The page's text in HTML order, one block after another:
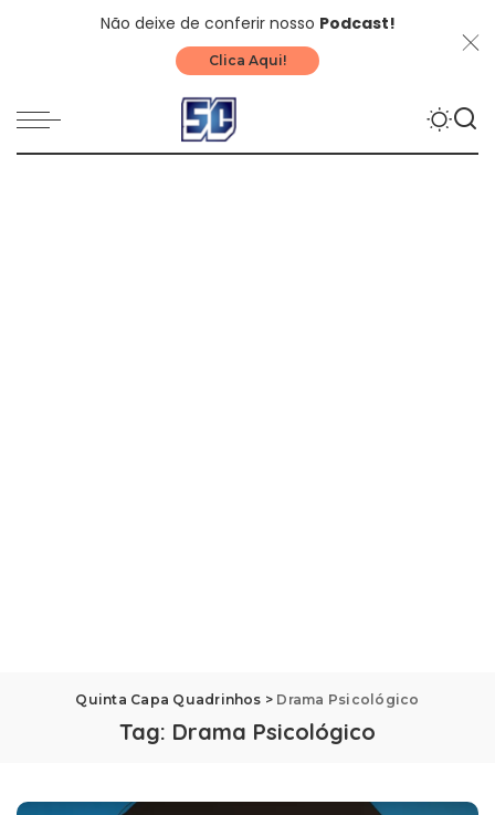
Não deixe de conferir nosso Podcast!
Clica Aqui!
Quinta Capa Quadrinhos > Drama Psicológico
Tag: Drama Psicológico